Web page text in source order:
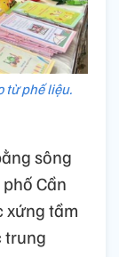
từ phế liệu.
sông
Cần
xứng tầm
trung